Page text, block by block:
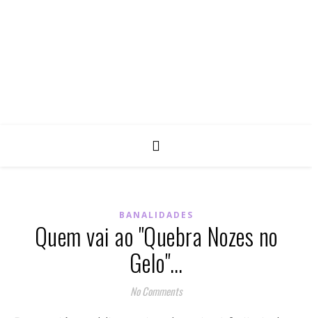
BANALIDADES
Quem vai ao "Quebra Nozes no
Gelo"…
No Comments